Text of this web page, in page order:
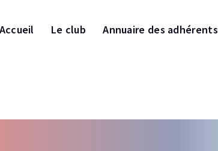
Accueil Le club Annuaire des adhérents